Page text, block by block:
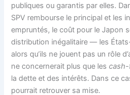
publiques ou garantis par elles.
SPV rembourse le principal et les
empruntés, le coût pour le Japon
distribution inégalitaire — les
alors qu’ils ne jouent pas un rôle
ne concernerait plus que les
la dette et des intérêts. Dans ce
pourrait retrouver sa mise.